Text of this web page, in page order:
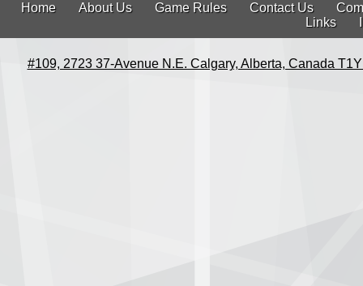
Home About Us Game Rules Contact Us
Links
#109, 2723 37-Avenue N.E. Calgary, Alberta, Canada